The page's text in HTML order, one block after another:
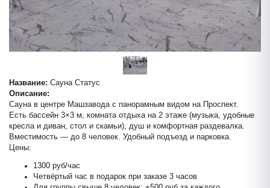
Название: Сауна Статус
Описание:
Сауна в центре Машзавода с панорамным видом на Проспект.
Есть бассейн 3×3 м, комната отдыха на 2 этаже (музыка, удобные
кресла и диван, стол и скамьи), душ и комфортная раздевалка.
Вместимость — до 8 человек. Удобный подъезд и парковка.
Цены:
1300 руб/час
Четвёртый час в подарок при заказе 3 часов